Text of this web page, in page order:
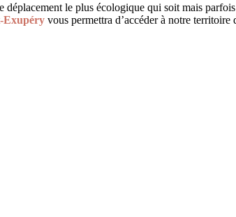
déplacement le plus écologique qui soit mais
Exupéry vous permettra d’accéder à notre